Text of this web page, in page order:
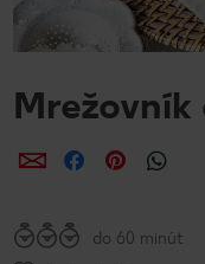
ZdieľaťZdieľaťZdieľať
do 60 minút